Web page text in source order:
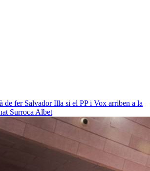
de fer Salvador Illa si el PP i Vox arriben a la
Surroca Albet